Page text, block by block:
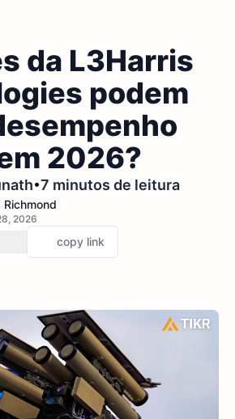
da L3Harris
podem
2026?
•7 minutos de leitura
Richmond
2026
copy link